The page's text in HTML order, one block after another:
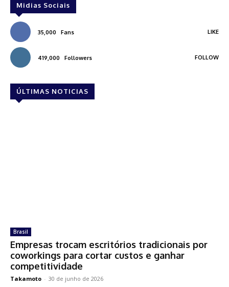
Midias Sociais
35,000 Fans LIKE
419,000 Followers FOLLOW
ÚLTIMAS NOTICIAS
Brasil
Empresas trocam escritórios tradicionais por
coworkings para cortar custos e ganhar
competitividade
Takamoto - 30 de junho de 2026